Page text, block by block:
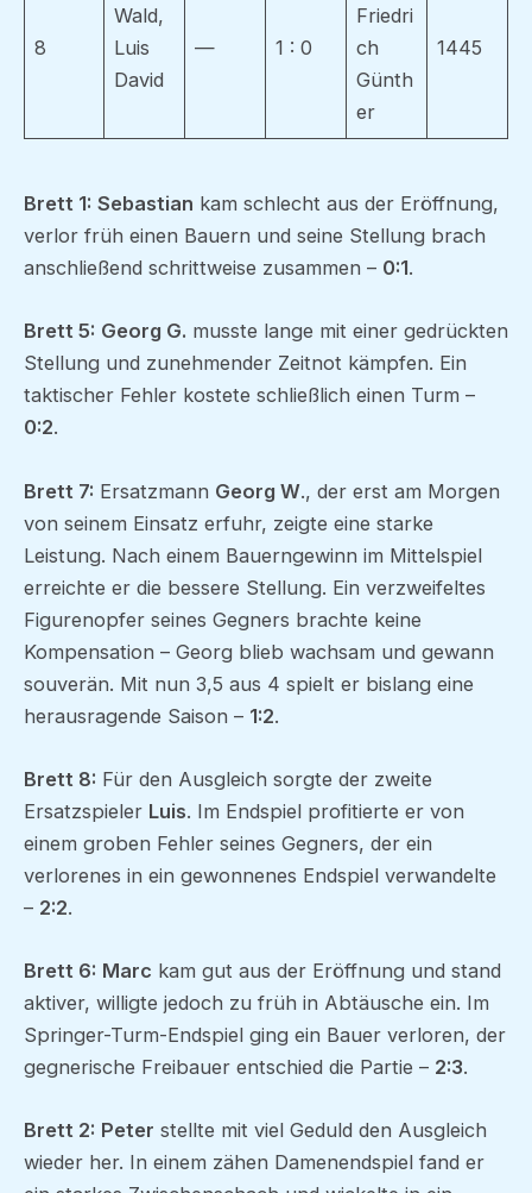
8
Wald,
Luis
David
— 1 : 0
Friedri
ch
Günth
er
1445
Brett 1: Sebastian kam schlecht aus der Eröffnung,
verlor früh einen Bauern und seine Stellung brach
anschließend schrittweise zusammen – 0:1.
Brett 5: Georg G. musste lange mit einer gedrückten
Stellung und zunehmender Zeitnot kämpfen. Ein
taktischer Fehler kostete schließlich einen Turm –
0:2.
Brett 7: Ersatzmann Georg W., der erst am Morgen
von seinem Einsatz erfuhr, zeigte eine starke
Leistung. Nach einem Bauerngewinn im Mittelspiel
erreichte er die bessere Stellung. Ein verzweifeltes
Figurenopfer seines Gegners brachte keine
Kompensation – Georg blieb wachsam und gewann
souverän. Mit nun 3,5 aus 4 spielt er bislang eine
herausragende Saison – 1:2.
Brett 8: Für den Ausgleich sorgte der zweite
Ersatzspieler Luis. Im Endspiel profitierte er von
einem groben Fehler seines Gegners, der ein
verlorenes in ein gewonnenes Endspiel verwandelte
– 2:2.
Brett 6: Marc kam gut aus der Eröffnung und stand
aktiver, willigte jedoch zu früh in Abtäusche ein. Im
Springer-Turm-Endspiel ging ein Bauer verloren, der
gegnerische Freibauer entschied die Partie – 2:3.
Brett 2: Peter stellte mit viel Geduld den Ausgleich
wieder her. In einem zähen Damenendspiel fand er